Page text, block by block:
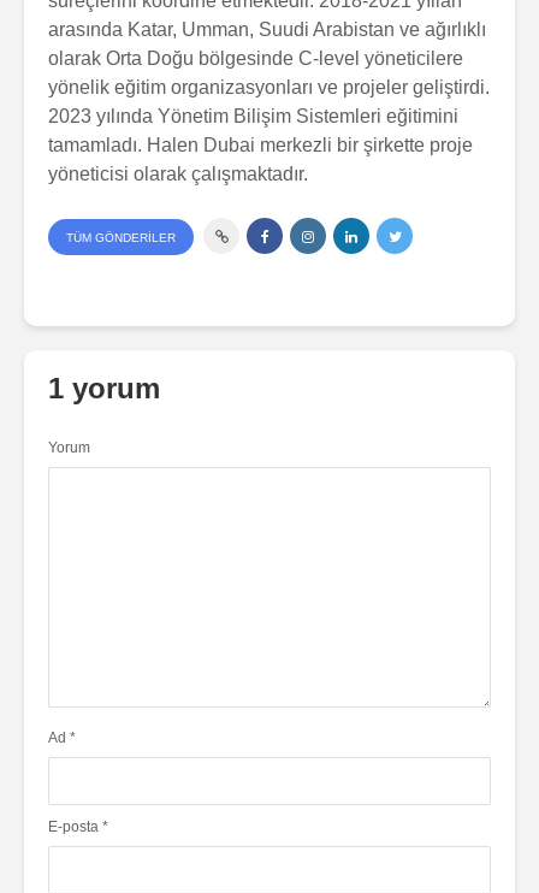
arasında Katar, Umman, Suudi Arabistan ve ağırlıklı
olarak Orta Doğu bölgesinde C-level yöneticilere
yönelik eğitim organizasyonları ve projeler geliştirdi.
2023 yılında Yönetim Bilişim Sistemleri eğitimini
tamamladı. Halen Dubai merkezli bir şirkette proje
yöneticisi olarak çalışmaktadır.
TÜM GÖNDERILER
1 yorum
Yorum
Ad *
E-posta *